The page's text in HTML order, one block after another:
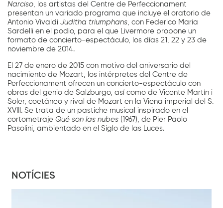
Narciso, los artistas del Centre de Perfeccionament
presentan un variado programa que incluye el oratorio de
Antonio VivaldiJuditha triumphans, con Federico Maria
Sardelli en el podio, para el que Livermore propone un
formato de concierto-espectáculo, los días 21, 22 y 23 de
noviembre de 2014.
El 27 de enero de 2015 con motivo del aniversario del
nacimiento de Mozart, los intérpretes del Centre de
Perfeccionament ofrecen un concierto-espectáculo con
obras del genio de Salzburgo, así como de Vicente Martín i
Soler, coetáneo y rival de Mozart en la Viena imperial del S.
XVIII. Se trata de un pastiche musical inspirado en el
cortometrajeQué son las nubes (1967), de Pier Paolo
Pasolini, ambientado en el Siglo de las Luces.
NOTÍCIES